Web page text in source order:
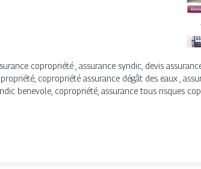
copropriété , assurance syndic, devis
copropriété assurance dégât des eaux ,
benevole, copropriété, assurance tous risques